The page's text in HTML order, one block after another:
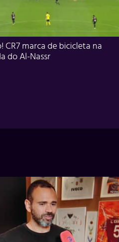
CR7 marca de bicicleta na
do Al-Nassr